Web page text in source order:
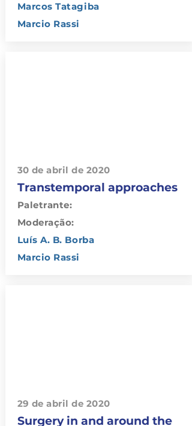
Marcos Tatagiba
Marcio Rassi
30 de abril de 2020
Transtemporal approaches
Paletrante:
Luís A. B. Borba
Moderação:
Marcio Rassi
29 de abril de 2020
Surgery in and around the